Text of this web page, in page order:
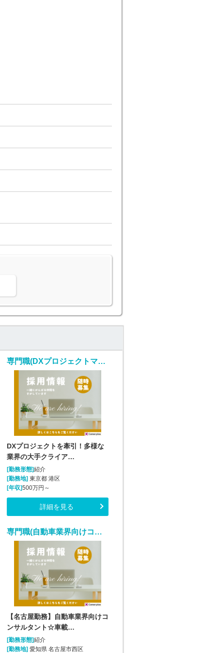
専門職(DXプロジェクトマネージャー/随時入社/正社員)
DXプロジェクトを牽引！多様な
業界の大手クライア…
[勤務形態]紹介
[勤務地] 東京都 港区
[年収]500万円～
詳細を見る
専門職(自動車業界向けコンサルタント/名古屋/正社員)
【名古屋勤務】自動車業界向けコ
ンサルタント☆車載…
[勤務形態]紹介
[勤務地] 愛知県 名古屋市西区